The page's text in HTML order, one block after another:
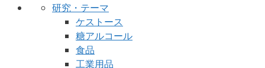
研究・テーマ
ケストース
糖アルコール
食品
工業用品